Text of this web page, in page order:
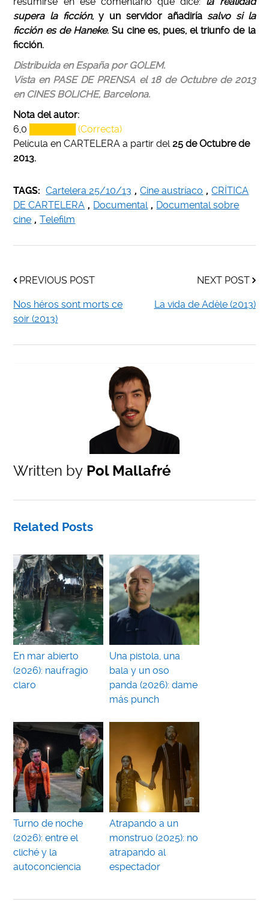
supera la ficción, y un servidor añadiríasalvo si la
ficción es de Haneke. Su cine es, pues, el triunfo de la
ficción.
Distribuida en España por GOLEM.
Vista en PASE DE PRENSA el 18 de Octubre de 2013
en CINES BOLICHE, Barcelona.
Nota del autor:
6,0
███████ (Correcta)
Película en CARTELERA a partir del25 de Octubre de
2013.
TAGS: Cartelera 25/10/13 , Cine austríaco , CRÍTICA
DE CARTELERA , Documental , Documental sobre
cine , Telefilm
PREVIOUS POST
Nos héros sont morts ce
soir (2013)
NEXT POST
La vida de Adèle (2013)
Written by Pol Mallafré
Related Posts
En mar abierto
(2026): naufragio
claro
Una pistola, una
bala y un oso
panda (2026): dame
más punch
Turno de noche
(2026): entre el
cliché y la
autoconciencia
Atrapando a un
monstruo (2025): no
atrapando al
espectador